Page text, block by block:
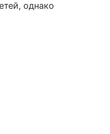
однако